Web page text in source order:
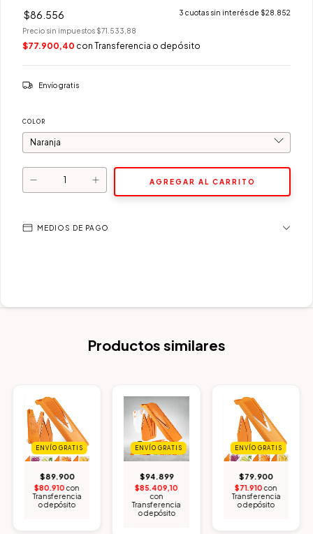
$86.556 3 cuotas sin interés de $28.852
Precio sin impuestos $71.533,88
$77.900,40 con Transferencia o depósito
Envío gratis
COLOR
MEDIOS DE PAGO
Productos similares
ENVÍO GRATIS
$89.900
$80.910con
Transferencia
o depósito
ENVÍO GRATIS
$94.899
$85.409,10
con
Transferencia
o depósito
ENVÍO GRATIS
$79.900
$71.910con
Transferencia
o depósito